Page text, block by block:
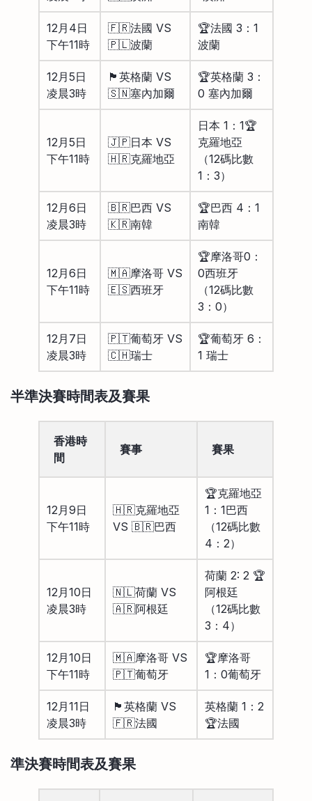
12月4日
下午11時
🇫🇷法國 VS
🇵🇱波蘭
🏆法國 3：1
波蘭
12月5日
凌晨3時
🏴󠁧󠁢󠁥󠁮󠁧󠁿英格蘭 VS
🇸🇳塞內加爾
🏆英格蘭 3：
0 塞內加爾
12月5日
下午11時
🇯🇵日本 VS
🇭🇷克羅地亞
日本 1：1🏆
克羅地亞
（12碼比數
1：3）
12月6日
凌晨3時
🇧🇷巴西 VS
🇰🇷南韓
🏆巴西 4：1
南韓
12月6日
下午11時
🇲🇦摩洛哥 VS
🇪🇸西班牙
🏆摩洛哥0：
0西班牙
（12碼比數
3：0）
12月7日
凌晨3時
🇵🇹葡萄牙 VS
🇨🇭瑞士
🏆葡萄牙 6：
1 瑞士
半準決賽時間表及賽果
香港時
間
賽事 賽果
12月9日
下午11時
🇭🇷克羅地亞
VS 🇧🇷巴西
🏆克羅地亞
1：1巴西
（12碼比數
4：2）
12月10日
凌晨3時
🇳🇱荷蘭 VS
🇦🇷阿根廷
荷蘭 2: 2 🏆
阿根廷
（12碼比數
3：4）
12月10日
下午11時
🇲🇦摩洛哥 VS
🇵🇹葡萄牙
🏆摩洛哥
1：0葡萄牙
12月11日
凌晨3時
🏴󠁧󠁢󠁥󠁮󠁧󠁿英格蘭 VS
🇫🇷法國
英格蘭 1：2
🏆法國
準決賽時間表及賽果